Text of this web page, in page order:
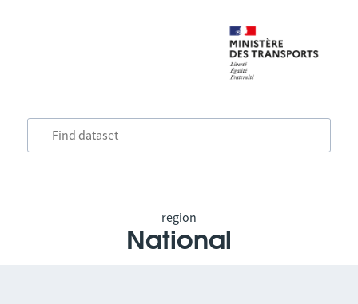
region
National